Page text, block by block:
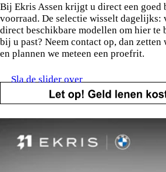
Bij Ekris Assen krijgt u direct een goed
voorraad. De selectie wisselt dagelijks:
direct beschikbare modellen om hier te
bij u past? Neem contact op, dan
en plannen we meteen een proefrit.
Sla de slider over